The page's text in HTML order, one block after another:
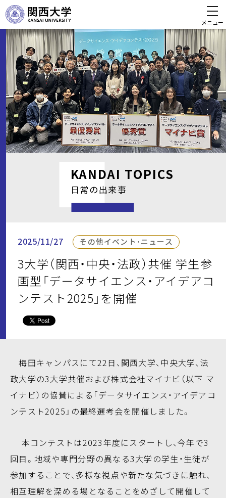
メニュー
KANDAI TOPICS
日常の出来事
2025/11/27 その他イベント・ニュース
3大学（関西・中央・法政）共催 学生参
画型「データサイエンス・アイデアコ
ンテスト2025」を開催
梅田キャンパスにて22日、関西大学、中央大学、法
政大学の3大学共催および株式会社マイナビ（以下 マ
イナビ）の協賛による「データサイエンス・アイデアコ
ンテスト2025」の最終選考会を開催しました。
本コンテストは2023年度にスタートし、今年で3
回目。地域や専門分野の異なる3大学の学生・生徒が
参加することで、多様な視点や新たな気づきに触れ、
相互理解を深める場となることをめざして開催して